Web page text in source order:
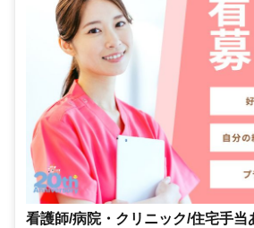
看護師/病院・クリニック/住宅手当